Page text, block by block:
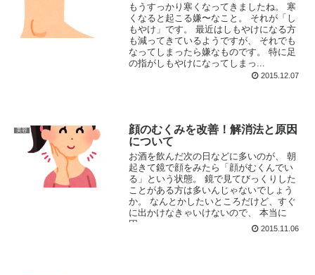
もうすっかり寒くなってきましたね。 寒
くなると起こる嫌〜なこと。 それが「し
もやけ」です。 最近はしもやけになる方
も減ってきているようですが、 それでも
なってしまったら嫌なものです。 特に足
の指がしもやけになってしまっ...
2015.12.07
美容
顔のむくみを改善！解消法と原因
について
お酒を飲んだ次の日などに多いのが、 朝
起きて鏡で顔をみたら「顔がむくんでい
る」という状態。 鏡で見てびっくりした
ことがある方は多いんじゃないでしょう
か。 なんとかしたいところだけど、すぐ
に出かけなきゃいけないので、 本当に
困...
2015.11.06